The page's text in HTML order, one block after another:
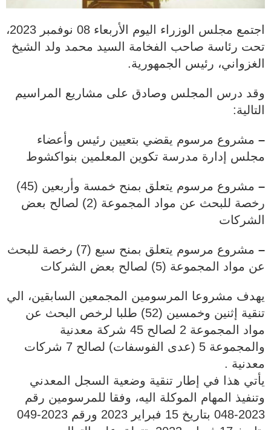
اجتمع مجلس الوزراء اليوم الأربعاء 08 نوفمبر 2023،
تحت رئاسة صاحب الفخامة السيد محمد ولد الشيخ
الغزواني، رئيس الجمهورية.
وقد درس المجلس وصادق على مشاريع المراسيم
التالية:
– مشروع مرسوم يقضي بتعيين رئيس وأعضاء
مجلس إدارة مدرسة تكوين المعلمين بنواكشوط
–
مشروع مرسوم يتعلق بمنح خمسة وأربعين (45)
رخصة للبحث عن مواد المجموعة (2) لصالح بعض
الشركات
–
مشروع مرسوم يتعلق بمنح سبع (7) رخصة للبحث
عن مواد المجموعة (5) لصالح بعض الشركات
يهدف مشروعا المرسومين المجمعين السابقين، الي
تنقية إثنين وخمسين (52) طلبا لرخص البحث عن
مواد المجموعة 2 لصالح 45 شركة معدنية
والمجموعة 5 (عدى الفوسفات) لصالح 7 شركات
معدنية .
يأتي هذا في إطار تنقية وضعية السجل المعدني
وتنفيذ المهام الموكلة اليه، وفقا للمرسومين رقم
2023-048 بتاريخ 15 فبراير 2023 ورقم 2023-049